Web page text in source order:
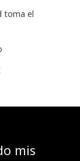
toma el
mis